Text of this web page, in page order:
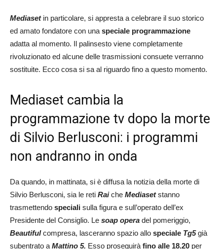
Mediasetin particolare, si appresta a celebrare il suo storico
ed amato fondatore con una speciale programmazione
adatta al momento. Il palinsesto viene completamente
rivoluzionato ed alcune delle trasmissioni consuete verranno
sostituite. Ecco cosa si sa al riguardo fino a questo momento.
Mediaset cambia la
programmazione tv dopo la morte
di Silvio Berlusconi: i programmi
non andranno in onda
Da quando, in mattinata, si è diffusa la notizia della morte di
Silvio Berlusconi, sia le reti Raiche Mediasetstanno
trasmettendo speciali sulla figura e sull’operato dell’ex
Presidente del Consiglio. Le soap opera del pomeriggio,
Beautifulcompresa, lasceranno spazio allo speciale Tg5già
subentrato a Mattino 5. Esso proseguirà fino alle 18.20 per